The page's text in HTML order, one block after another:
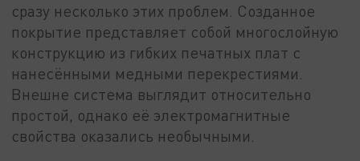
сразу несколько этих проблем. Созданное
покрытие представляет собой многослойную
конструкцию из гибких печатных плат с
нанесёнными медными перекрестиями.
Внешне система выглядит относительно
простой, однако её электромагнитные
свойства оказались необычными.